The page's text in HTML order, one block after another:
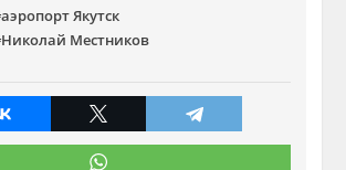
аэропорт Якутск
Николай Местников